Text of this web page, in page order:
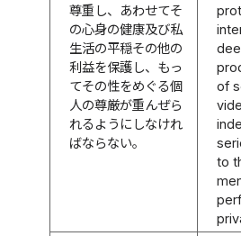
尊重し、あわせてそ
の心身の健康及び私
生活の平穏その他の
利益を保護し、もっ
てその性をめぐる個
人の尊厳が重んぜら
れるようにしなけれ
ばならない。
of
to